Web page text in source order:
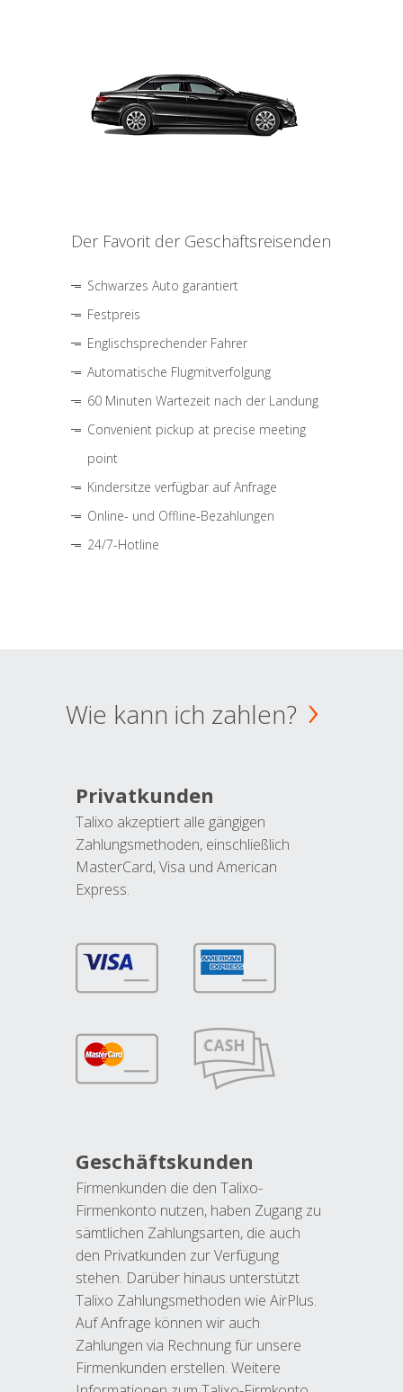
Der Favorit der Geschäftsreisenden
Schwarzes Auto garantiert
Festpreis
Englischsprechender Fahrer
Automatische Flugmitverfolgung
60 Minuten Wartezeit nach der Landung
Convenient pickup at precise meeting
point
Kindersitze verfügbar auf Anfrage
Online- und Offline-Bezahlungen
24/7-Hotline
Wie kann ich zahlen?
Privatkunden
Talixo akzeptiert alle gängigen
Zahlungsmethoden, einschließlich
MasterCard, Visa und American
Express.
Geschäftskunden
Firmenkunden die den Talixo-
Firmenkonto nutzen, haben Zugang zu
sämtlichen Zahlungsarten, die auch
den Privatkunden zur Verfügung
stehen. Darüber hinaus unterstützt
Talixo Zahlungsmethoden wie AirPlus.
Auf Anfrage können wir auch
Zahlungen via Rechnung für unsere
Firmenkunden erstellen. Weitere